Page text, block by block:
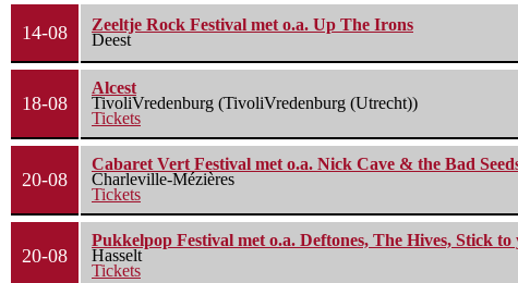
14-08
Zeeltje Rock Festival met o.a. Up The Irons
Deest
18-08
Alcest
TivoliVredenburg (TivoliVredenburg (Utrecht))
Tickets
20-08
Cabaret Vert Festival met o.a. Nick Cave & the Bad
Charleville-Mézières
Tickets
20-08
Pukkelpop Festival met o.a. Deftones, The Hives, Stick
Hasselt
Tickets